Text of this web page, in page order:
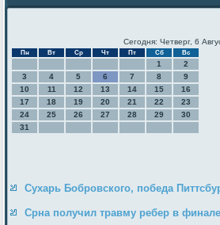
Сегодня: Четверг, 6
Пн Вт Ср Чт Пт Сб Вс
1
2
3
4 5 6 7 8
9
10
11 12 13 14 15
16
17
18 19 20 21 22
23
24
25 26 27 28 29
30
31
Сухарь Бобровского, победа
Срна получил травму ребер в